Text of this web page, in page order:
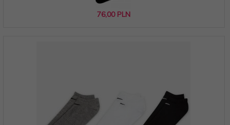
76,00 PLN